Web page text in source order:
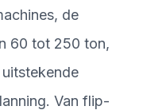
de
60 tot 250 ton,
Van flip-